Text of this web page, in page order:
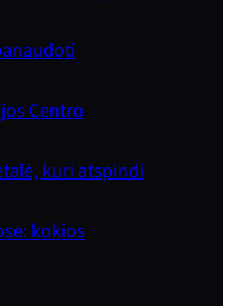
Centro
kuri atspindi
kokios